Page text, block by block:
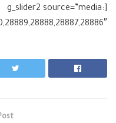
[g_slider2 source=”media: